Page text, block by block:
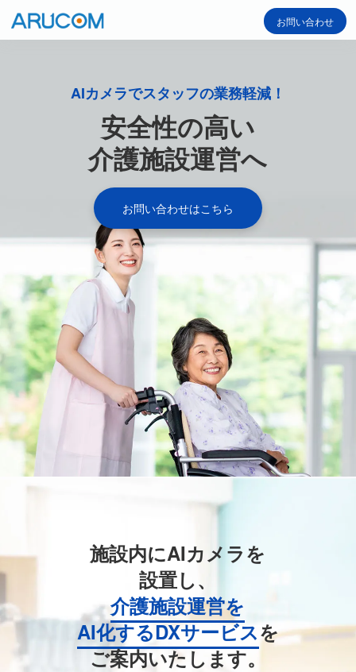
お問い合わせ
AIカメラでスタッフの業務軽減！
安全性の高い
介護施設運営へ
お問い合わせはこちら
施設内にAIカメラを
設置し、
介護施設運営を
AI化するDXサービスを
ご案内いたします。